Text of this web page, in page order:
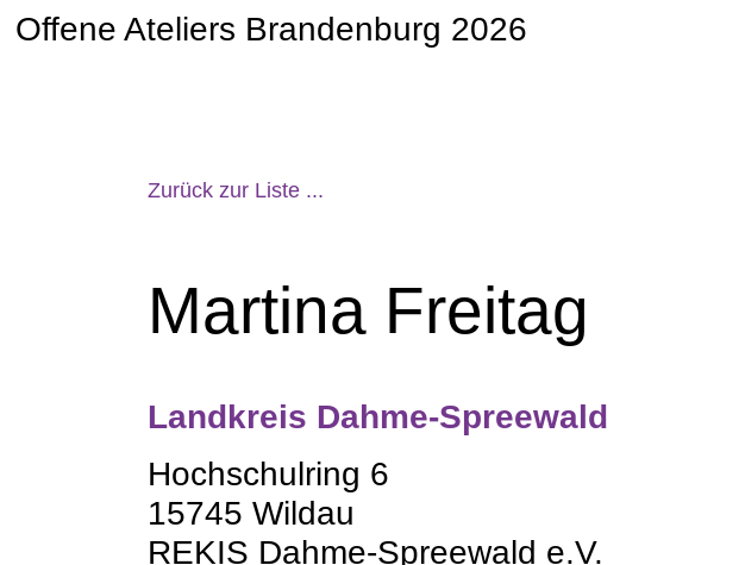
Offene Ateliers Brandenburg 2026
Zurück zur Liste ...
Martina Freitag
Landkreis Dahme-Spreewald
Hochschulring 6
15745 Wildau
REKIS Dahme-Spreewald e.V.